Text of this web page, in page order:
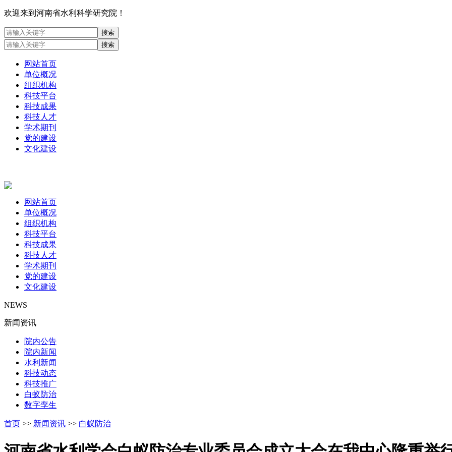
欢迎来到河南省水利科学研究院！
网站首页
单位概况
组织机构
科技平台
科技成果
科技人才
学术期刊
党的建设
文化建设
网站首页
单位概况
组织机构
科技平台
科技成果
科技人才
学术期刊
党的建设
文化建设
NEWS
新闻资讯
院内公告
院内新闻
水利新闻
科技动态
科技推广
白蚁防治
数字孪生
首页 >> 新闻资讯 >> 白蚁防治